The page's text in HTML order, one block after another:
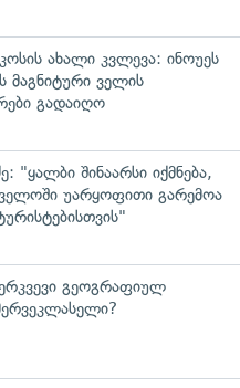
ახალი კვლევა: ინოუეს
მაგნიტური ველის
გადაიღო
"ყალბი შინაარსი იქმნება,
უარყოფითი გარემოა
გეოგრაფიულ